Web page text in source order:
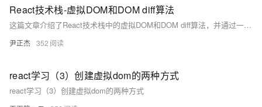
React技术栈-虚拟DOM和DOM diff算法
这篇文章介绍了React技术栈中的虚拟DOM和DOM diff算法，并通过一个实际案例展示了如何使用React组件和状态管理来实现动态更新UI。
尹正杰 352
react学习（3）创建虚拟dom的两种方式
react学习（3）创建虚拟dom的两种方式